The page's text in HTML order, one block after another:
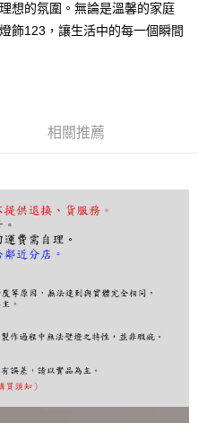
款」的支付方式。 讓您購物簡單
後，將跳轉至「AFTEE先享後付」
簡訊。
簡訊中的連結，可透過四大超商／
方視為交易完成。
費，但若您需要取消訂單，請聯絡
」之結帳頁面顯示為準，若有關於
關疑問，請聯繫「AFTEE先享後付
support/home
免運費
想的氛圍。無論是溫馨的家庭
飾123，讓生活中的每一個瞬間
相關推薦